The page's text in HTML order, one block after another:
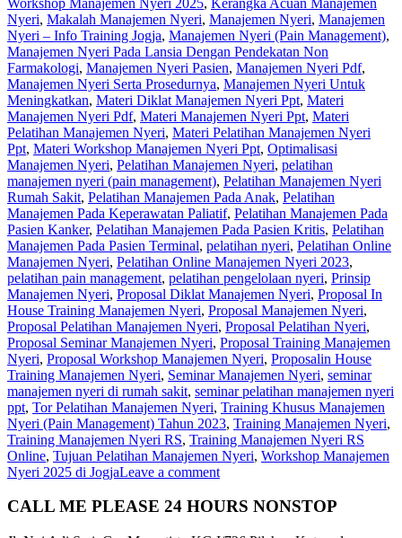
Nyeri, Makalah Manajemen Nyeri, Manajemen Nyeri, Manajemen
Nyeri – Info Training Jogja, Manajemen Nyeri (Pain Management),
Manajemen Nyeri Pada Lansia Dengan Pendekatan Non
Farmakologi, Manajemen Nyeri Pasien, Manajemen Nyeri Pdf,
Manajemen Nyeri Serta Prosedurnya, Manajemen Nyeri Untuk
Meningkatkan, Materi Diklat Manajemen Nyeri Ppt, Materi
Manajemen Nyeri Pdf, Materi Manajemen Nyeri Ppt, Materi
Pelatihan Manajemen Nyeri, Materi Pelatihan Manajemen Nyeri
Ppt, Materi Workshop Manajemen Nyeri Ppt, Optimalisasi
Manajemen Nyeri, Pelatihan Manajemen Nyeri, pelatihan
manajemen nyeri (pain management), Pelatihan Manajemen Nyeri
Rumah Sakit, Pelatihan Manajemen Pada Anak, Pelatihan
Manajemen Pada Keperawatan Paliatif, Pelatihan Manajemen Pada
Pasien Kanker, Pelatihan Manajemen Pada Pasien Kritis, Pelatihan
Manajemen Pada Pasien Terminal, pelatihan nyeri, Pelatihan Online
Manajemen Nyeri, Pelatihan Online Manajemen Nyeri 2023,
pelatihan pain management, pelatihan pengelolaan nyeri, Prinsip
Manajemen Nyeri, Proposal Diklat Manajemen Nyeri, Proposal In
House Training Manajemen Nyeri, Proposal Manajemen Nyeri,
Proposal Pelatihan Manajemen Nyeri, Proposal Pelatihan Nyeri,
Proposal Seminar Manajemen Nyeri, Proposal Training Manajemen
Nyeri, Proposal Workshop Manajemen Nyeri, Proposalin House
Training Manajemen Nyeri, Seminar Manajemen Nyeri, seminar
manajemen nyeri di rumah sakit, seminar pelatihan manajemen nyeri
ppt, Tor Pelatihan Manajemen Nyeri, Training Khusus Manajemen
Nyeri (Pain Management) Tahun 2023, Training Manajemen Nyeri,
Training Manajemen Nyeri RS, Training Manajemen Nyeri RS
Online, Tujuan Pelatihan Manajemen Nyeri, Workshop Manajemen
Nyeri 2025 di JogjaLeave a comment
CALL ME PLEASE 24 HOURS NONSTOP